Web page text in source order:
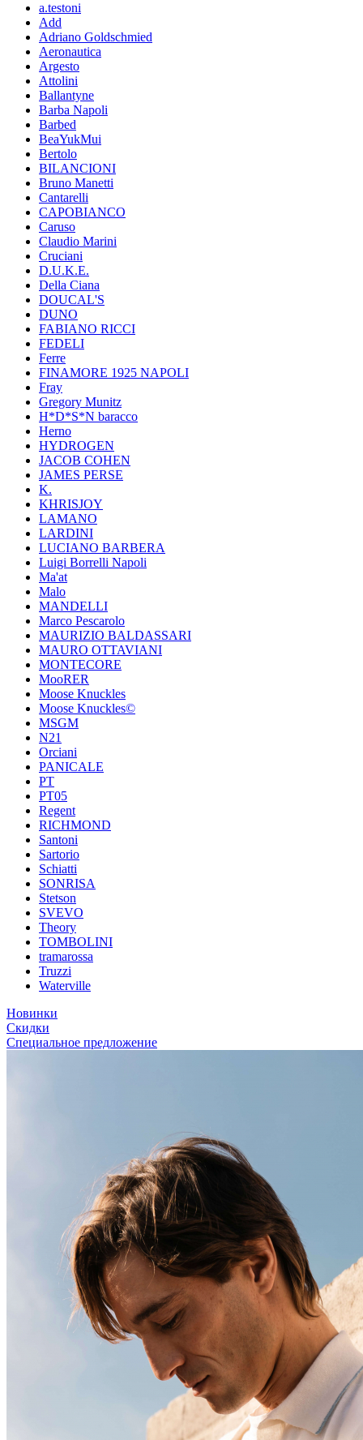
a.testoni
Add
Adriano Goldschmied
Aeronautica
Argesto
Attolini
Ballantyne
Barba Napoli
Barbed
BeaYukMui
Bertolo
BILANCIONI
Bruno Manetti
Cantarelli
CAPOBIANCO
Caruso
Claudio Marini
Cruciani
D.U.K.E.
Della Ciana
DOUCAL'S
DUNO
FABIANO RICCI
FEDELI
Ferre
FINAMORE 1925 NAPOLI
Fray
Gregory Munitz
H*D*S*N baracco
Herno
HYDROGEN
JACOB COHEN
JAMES PERSE
K.
KHRISJOY
LAMANO
LARDINI
LUCIANO BARBERA
Luigi Borrelli Napoli
Ma'at
Malo
MANDELLI
Marco Pescarolo
MAURIZIO BALDASSARI
MAURO OTTAVIANI
MONTECORE
MooRER
Moose Knuckles
Moose Knuckles©️
MSGM
N21
Orciani
PANICALE
PT
PT05
Regent
RICHMOND
Santoni
Sartorio
Schiatti
SONRISA
Stetson
SVEVO
Theory
TOMBOLINI
tramarossa
Truzzi
Waterville
Новинки
Скидки
Специальное предложение